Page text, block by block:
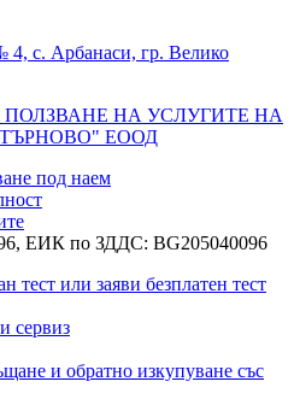
с. Арбанаси, гр. Велико
НА УСЛУГИТЕ НА
ЕООД
под наем
ЕИК по ЗДДС: BG205040096
тест или заяви безплатен тест
сервиз
и обратно изкупуване със